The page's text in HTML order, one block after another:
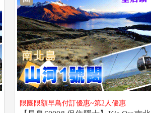
限團限額早鳥付訂優惠~第2人優惠